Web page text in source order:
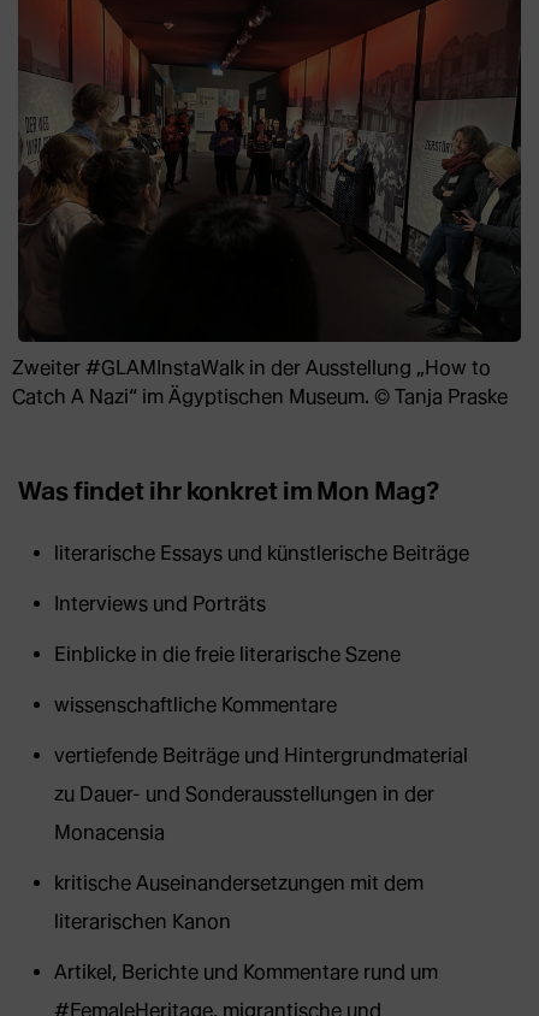
Zweiter #GLAMInstaWalk in der Ausstellung „How to
Catch A Nazi“ im Ägyptischen Museum. © Tanja Praske
Was findet ihr konkret im Mon Mag?
literarische Essays und künstlerische Beiträge
Interviews und Porträts
Einblicke in die freie literarische Szene
wissenschaftliche Kommentare
vertiefende Beiträge und Hintergrundmaterial
zu Dauer- und Sonderausstellungen in der
Monacensia
kritische Auseinandersetzungen mit dem
literarischen Kanon
Artikel, Berichte und Kommentare rund um
#FemaleHeritage, migrantische und